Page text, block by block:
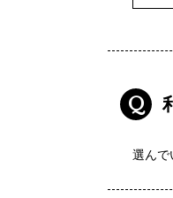
Q
選んで